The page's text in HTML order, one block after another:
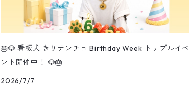
🎂🐶 看板犬 きりテンチョ Birthday Week トリプルイベ
ント開催中！ 🐶🎂
2026/7/7